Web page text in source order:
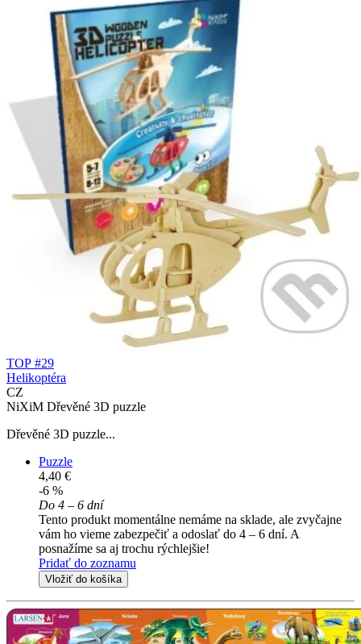
TOP #29
Helikoptéra
CZ
NiXiM Dřevěné 3D puzzle
Dřevěné 3D puzzle...
Puzzle
4,40 €
-6 %
Do 4 – 6 dní
Tento produkt momentálne nemáme na sklade, ale zvyčajne
vám ho vieme zabezpečiť a odoslať do 4 – 6 dní. A
posnažíme sa aj trochu rýchlejšie!
Pridať do zoznamu
Vložiť do košíka